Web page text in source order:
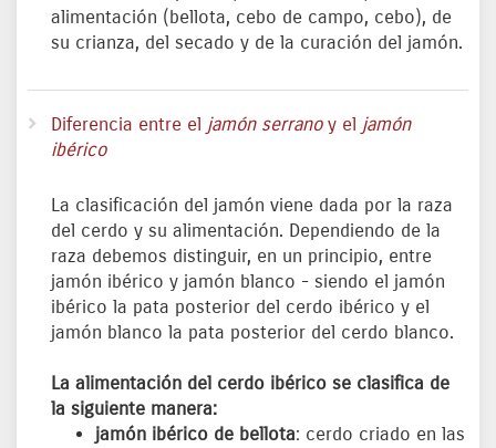
alimentación (bellota, cebo de campo, cebo), de
su crianza, del secado y de la curación del jamón.
Diferencia entre el jamón serranoy el jamón
ibérico
La clasificación del jamón viene dada por la raza
del cerdo y su alimentación. Dependiendo de la
raza debemos distinguir, en un principio, entre
jamón ibérico y jamón blanco - siendo el jamón
ibérico la pata posterior del cerdo ibérico y el
jamón blanco la pata posterior del cerdo blanco.
La alimentación del cerdo ibérico se clasifica de
la siguiente manera:
jamón ibérico de bellota: cerdo criado en las